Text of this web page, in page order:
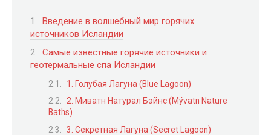
Введение в волшебный мир горячих
источников Исландии
Самые известные горячие источники и
геотермальные спа Исландии
1. Голубая Лагуна (Blue Lagoon)
2. Миватн Натурал Бэйнс (Mývatn Nature
Baths)
3. Секретная Лагуна (Secret Lagoon)